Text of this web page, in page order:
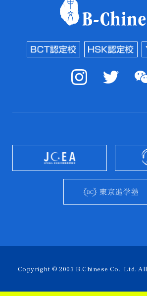
Copyright © 2003 B-Chinese Co., Ltd.